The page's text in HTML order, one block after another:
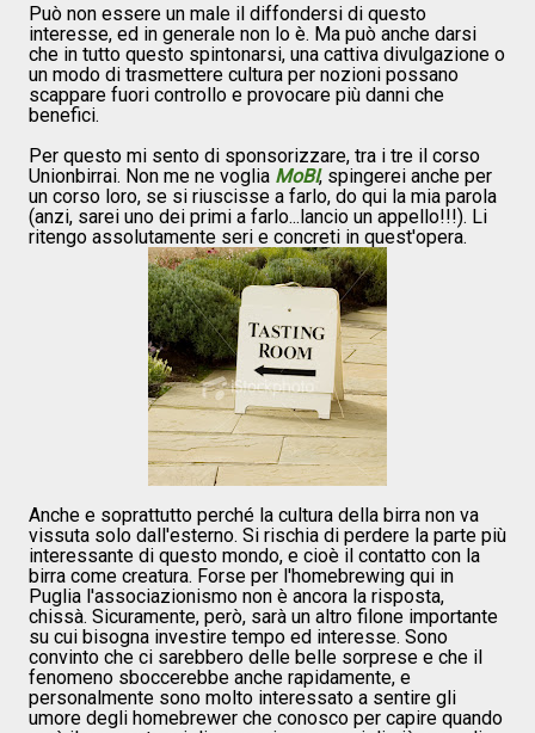
Può non essere un male il diffondersi di questo
interesse, ed in generale non lo è. Ma può anche darsi
che in tutto questo spintonarsi, una cattiva divulgazione o
un modo di trasmettere cultura per nozioni possano
scappare fuori controllo e provocare più danni che
benefici.
Per questo mi sento di sponsorizzare, tra i tre il corso
Unionbirrai. Non me ne voglia MoBI, spingerei anche per
un corso loro, se si riuscisse a farlo, do qui la mia parola
(anzi, sarei uno dei primi a farlo...lancio un appello!!!). Li
ritengo assolutamente seri e concreti in quest'opera.
Anche e soprattutto perché la cultura della birra non va
vissuta solo dall'esterno. Si rischia di perdere la parte più
interessante di questo mondo, e cioè il contatto con la
birra come creatura. Forse per l'homebrewing qui in
Puglia l'associazionismo non è ancora la risposta,
chissà. Sicuramente, però, sarà un altro filone importante
su cui bisogna investire tempo ed interesse. Sono
convinto che ci sarebbero delle belle sorprese e che il
fenomeno sboccerebbe anche rapidamente, e
personalmente sono molto interessato a sentire gli
umore degli homebrewer che conosco per capire quando